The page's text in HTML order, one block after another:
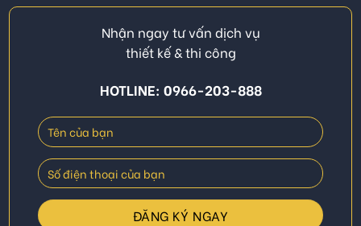
Nhận ngay tư vấn dịch vụ
thiết kế & thi công
HOTLINE: 0966-203-888